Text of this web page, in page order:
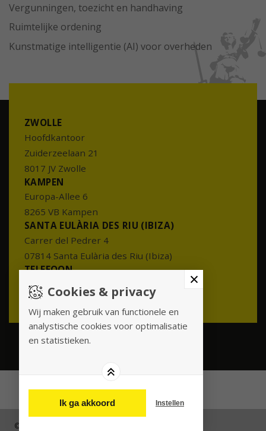
Vergunningen, toezicht en handhaving
Ruimtelijke ordening
Kunstmatige intelligentie (AI) voor overheden
ZWOLLE
Hoofdkantoor
Zuiderzeelaan 21
8017 JV Zwolle
KAMPEN
Europa-Allee 6
8265 VB Kampen
SANTA EULÀRIA DES RIU (IBIZA)
Carrer del Pedrer 4
07814 Santa Eulària des Riu (Ibiza)
TELEFOON
088 - 0665002
info@meesterenmeester.nl
© 2026
Cookies & privacy
Wij maken gebruik van functionele en
analystische cookies voor optimalisatie
en statistieken.
Ik ga akkoord Instellen